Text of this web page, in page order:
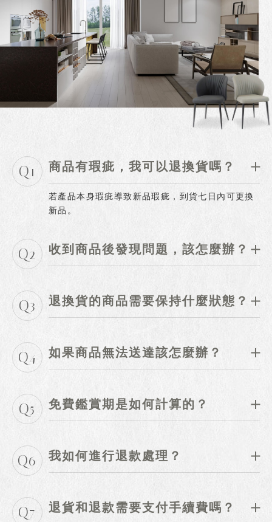
Q1 商品有瑕疵，我可以退換貨嗎？
若產品本身瑕疵導致新品瑕疵，到貨七日內可更換
新品。
Q2 收到商品後發現問題，該怎麼辦？
Q3 退換貨的商品需要保持什麼狀態？
Q4 如果商品無法送達該怎麼辦？
Q5 免費鑑賞期是如何計算的？
Q6 我如何進行退款處理？
Q7 退貨和退款需要支付手續費嗎？